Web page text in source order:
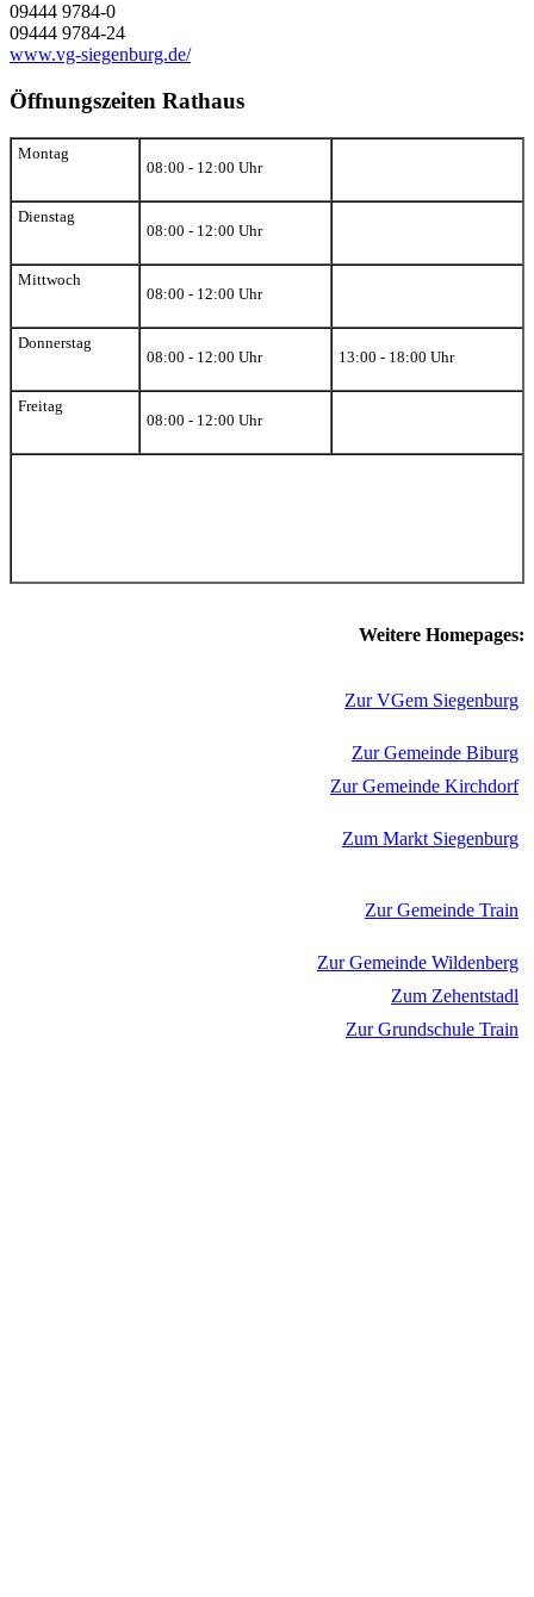
09444 9784-0
09444 9784-24
www.vg-siegenburg.de/
Öffnungszeiten Rathaus
Montag
08:00 - 12:00 Uhr
Dienstag
08:00 - 12:00 Uhr
Mittwoch
08:00 - 12:00 Uhr
Donnerstag
08:00 - 12:00 Uhr
13:00 - 18:00 Uhr
Freitag
08:00 - 12:00 Uhr
Weitere Homepages:
Zur VGem Siegenburg
Zur Gemeinde Biburg
Zur Gemeinde Kirchdorf
Zum Markt Siegenburg
Zur Gemeinde Train
Zur Gemeinde Wildenberg
Zum Zehentstadl
Zur Grundschule Train